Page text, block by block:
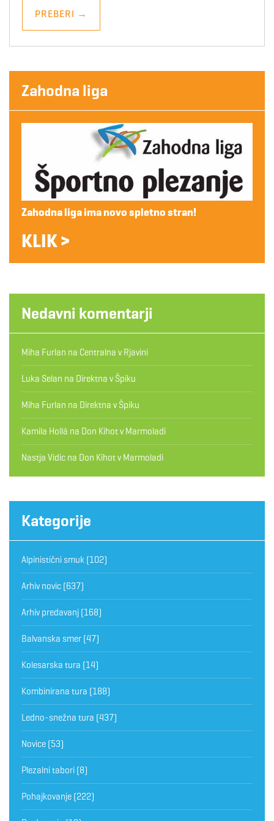
PREBERI →
Zahodna liga
Zahodna liga ima novo spletno stran!
KLIK >
Nedavni komentarji
Miha Furlan na Centralna v Rjavini
Luka Selan na Direktna v Špiku
Miha Furlan na Direktna v Špiku
Kamila Hollá na Don Kihot v Marmoladi
Nastja Vidic na Don Kihot v Marmoladi
Kategorije
Alpinistični smuk (102)
Arhiv novic (637)
Arhiv predavanj (168)
Balvanska smer (47)
Kolesarska tura (14)
Kombinirana tura (188)
Ledno-snežna tura (437)
Novice (53)
Plezalni tabori (8)
Pohajkovanje (222)